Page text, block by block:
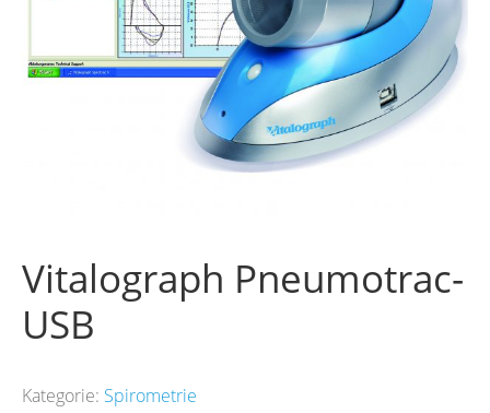
Vitalograph Pneumotrac-
USB
Kategorie: Spirometrie